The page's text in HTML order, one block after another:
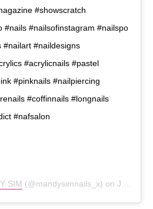
#showscratch
#nails #nailsofinstagram #nailspo
#nailart #naildesigns
#acrylicnails #pastel
#pinknails #nailpiercing
#coffinnails #longnails
#nafsalon
SIM (@mandysimnails_x) on Jul 24, 2019 at 9:04am PDT